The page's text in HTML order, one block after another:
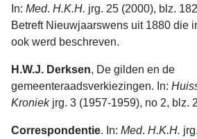
In: Med. H.K.H. jrg. 25 (2000), blz.
Betreft Nieuwjaarswens uit 1880 die
ook werd beschreven.
H.W.J. Derksen, De gilden en de
gemeenteraadsverkiezingen. In:
Kroniekjrg. 3 (1957-1959), no 2, blz.
Correspondentie. In: Med. H.K.H.